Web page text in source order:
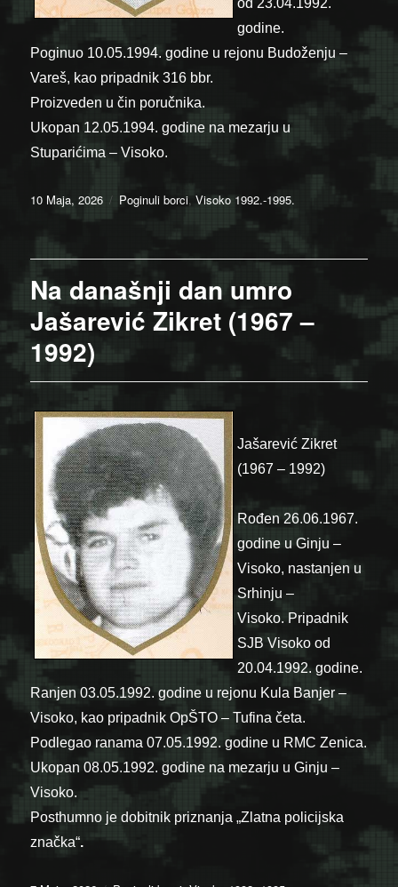
godine.
Poginuo 10.05.1994. godine u rejonu Budoženju –
Vareš, kao pripadnik 316 bbr.
Proizveden u čin poručnika.
Ukopan 12.05.1994. godine na mezarju u
Stuparićima – Visoko.
Posted
10 Maja, 2026 Categories
Poginuli borci,Visoko 1992.-1995.
Na današnji dan umro
Jašarević Zikret (1967 –
1992)
Jašarević Zikret
(1967 – 1992)
Rođen 26.06.1967.
godine u Ginju –
Visoko, nastanjen u
Srhinju –
Visoko. Pripadnik
SJB Visoko od
20.04.1992. godine.
Ranjen 03.05.1992. godine u rejonu Kula Banjer –
Visoko, kao pripadnik OpŠTO – Tufina četa.
Podlegao ranama 07.05.1992. godine u RMC Zenica.
Ukopan 08.05.1992. godine na mezarju u Ginju –
Visoko.
Posthumno je dobitnik priznanja „Zlatna policijska
značka“.